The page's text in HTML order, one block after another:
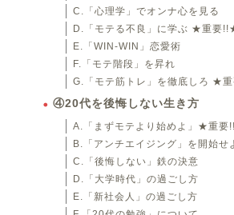
C.「心理学」でオンナ心を見る
D.「モテる不良」に学ぶ ★重要
E.「WIN-WIN」恋愛術
F.「モテ階段」を昇れ
G.「モテ筋トレ」を徹底しろ ★
④20代を後悔しない生き方
A.「まずモテより始めよ」★重要
B.「アンチエイジング」を開始せ
C.「後悔しない」鉄の決意
D.「大学時代」の過ごし方
E.「新社会人」の過ごし方